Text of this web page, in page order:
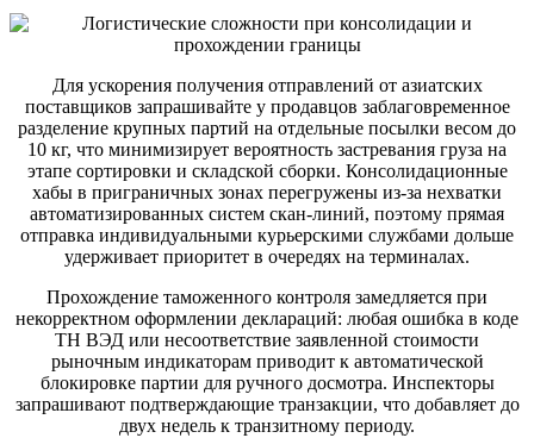
Для ускорения получения отправлений от азиатских
поставщиков запрашивайте у продавцов заблаговременное
разделение крупных партий на отдельные посылки весом до
10 кг, что минимизирует вероятность застревания груза на
этапе сортировки и складской сборки. Консолидационные
хабы в приграничных зонах перегружены из-за нехватки
автоматизированных систем скан-линий, поэтому прямая
отправка индивидуальными курьерскими службами дольше
удерживает приоритет в очередях на терминалах.
Прохождение таможенного контроля замедляется при
некорректном оформлении деклараций: любая ошибка в коде
ТН ВЭД или несоответствие заявленной стоимости
рыночным индикаторам приводит к автоматической
блокировке партии для ручного досмотра. Инспекторы
запрашивают подтверждающие транзакции, что добавляет до
двух недель к транзитному периоду.